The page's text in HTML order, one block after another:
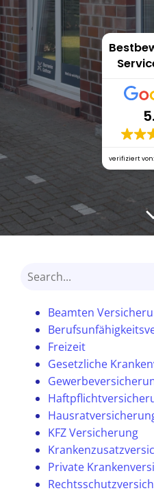
verifiziert
Beamten
Freizeit
Gesetzliche
KFZ Versicherung
Private